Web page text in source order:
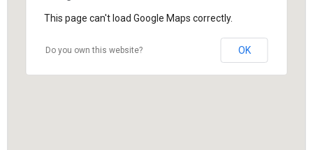
This page can't load Google Maps correctly.
Do you own this website? OK